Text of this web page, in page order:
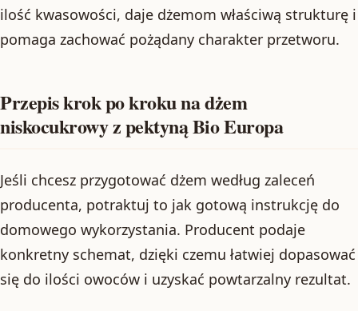
ilość kwasowości, daje dżemom właściwą strukturę i
pomaga zachować pożądany charakter przetworu.
Przepis krok po kroku na dżem
niskocukrowy z pektyną Bio Europa
Jeśli chcesz przygotować dżem według zaleceń
producenta, potraktuj to jak gotową instrukcję do
domowego wykorzystania. Producent podaje
konkretny schemat, dzięki czemu łatwiej dopasować
się do ilości owoców i uzyskać powtarzalny rezultat.